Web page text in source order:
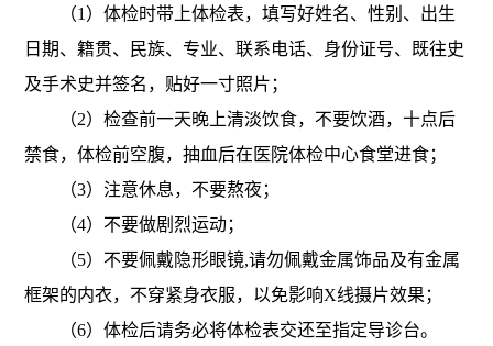
（1 ）体检时带上体检表，填写好姓名、性别、出生
日期、籍贯、民族、专业、联系电话、身份证号、既往史
及手术史并签名，贴好一寸照片；
（2）检查前一天晚上清淡饮食，不要饮酒，十点后
禁食，体检前空腹，抽血后在医院体检中心食堂进食；
（3）注意休息，不要熬夜；
（4）不要做剧烈运动；
（5）不要佩戴隐形眼镜,请勿佩戴金属饰品及有金属
框架的内衣，不穿紧身衣服，以免影响X线摄片效果；
（6）体检后请务必将体检表交还至指定导诊台。